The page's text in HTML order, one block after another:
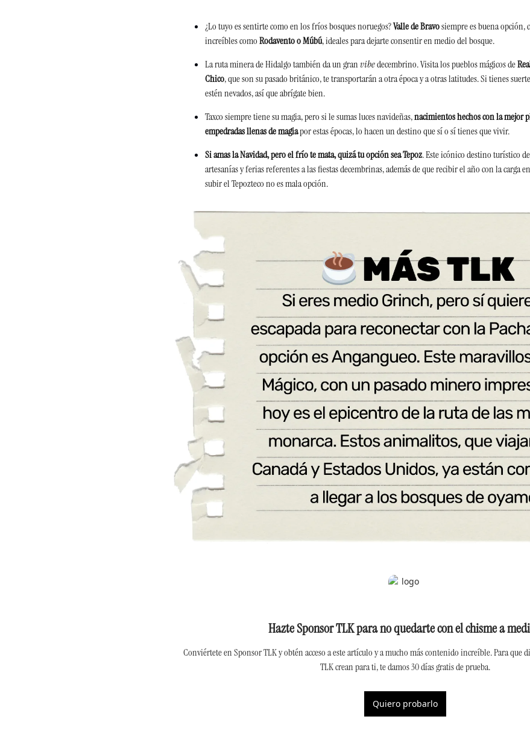
¿Lo tuyo es sentirte como en los fríos bosques noruegos? Valle de Bravo siempre es buena opción,
increíbles como Rodavento o Múbú, ideales para dejarte consentir en medio del bosque.
La ruta minera de Hidalgo también da un gran vibe decembrino. Visita los pueblos mágicos de
Chico, que son su pasado británico, te transportarán a otra época y a otras latitudes. Si tienes
estén nevados, así que abrígate bien.
Taxco siempre tiene su magia, pero si le sumas luces navideñas, nacimientos hechos con la mejor
empedradas llenas de magia por estas épocas, lo hacen un destino que sí o sí tienes que vivir.
Si amas la Navidad, pero el frío te mata, quizá tu opción sea Tepoz. Este icónico destino turístico
artesanías y ferias referentes a las fiestas decembrinas, además de que recibir el año con la carga
subir el Tepozteco no es mala opción.
Hazte Sponsor TLK para no quedarte con el chisme a
Conviértete en Sponsor TLK y obtén acceso a este artículo y a mucho más contenido increíble. Para que
TLK crean para ti, te damos 30 días gratis de prueba.
Quiero probarlo